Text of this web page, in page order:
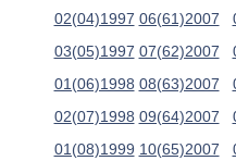
02(04)1997
03(05)1997
01(06)1998
02(07)1998
01(08)1999
06(61)2007
07(62)2007
08(63)2007
09(64)2007
10(65)2007